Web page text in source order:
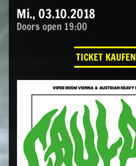
Mi., 03.10.2018
Doors open 19:00
TICKET KAUFEN